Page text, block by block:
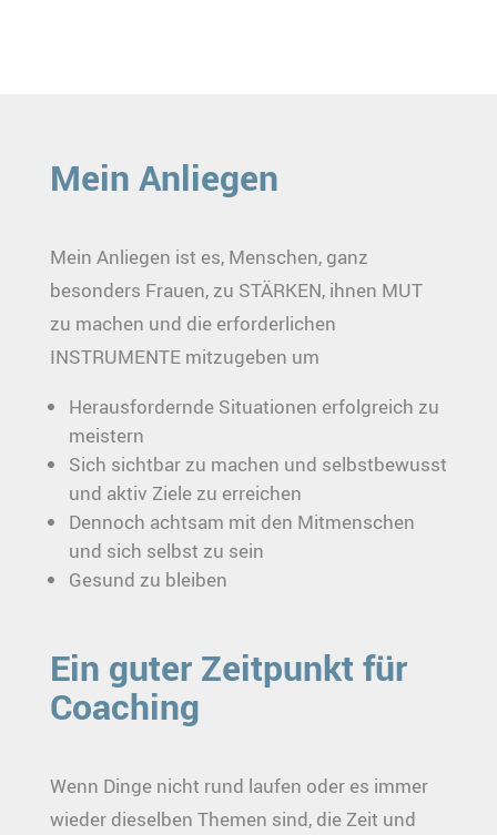
Mein Anliegen
Mein Anliegen ist es, Menschen, ganz
besonders Frauen, zu STÄRKEN, ihnen MUT
zu machen und die erforderlichen
INSTRUMENTE mitzugeben um
Herausfordernde Situationen erfolgreich zu
meistern
Sich sichtbar zu machen und selbstbewusst
und aktiv Ziele zu erreichen
Dennoch achtsam mit den Mitmenschen
und sich selbst zu sein
Gesund zu bleiben
Ein guter Zeitpunkt für
Coaching
Wenn Dinge nicht rund laufen oder es immer
wieder dieselben Themen sind, die Zeit und